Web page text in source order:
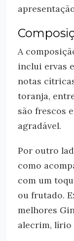
A
inclui ervas
notas
toranja,
são frescos
agradável.
Por outro
como
com um
ou frutado.
melhores
alecrim, lírio